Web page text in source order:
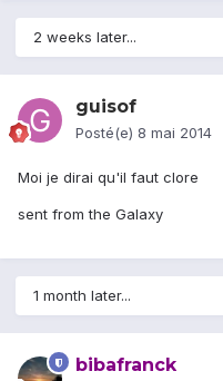
2 weeks later...
guisof
Posté(e) 8 mai 2014
Moi je dirai qu'il faut clore
sent from the Galaxy
1 month later...
bibafranck